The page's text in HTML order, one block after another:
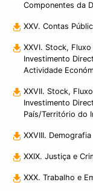
Componentes da
XXV. Contas
XXVI. Stock,
Investimento
Actividade
XXVII. Stock,
Investimento
País/Território do
XXVIII. Demografia
XXIX. Justiça e
XXX. Trabalho e